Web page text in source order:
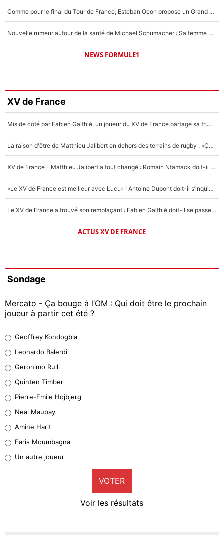
Comme pour le final du Tour de France, Esteban Ocon propose un Grand Prix de Formule 1 à Paris : «Autour de l’Arc de Triomphe, ce serait génial» !
Nouvelle rumeur autour de la santé de Michael Schumacher : Sa femme Corinna sort du silence
NEWS FORMULE1
XV de France
Mis de côté par Fabien Galthié, un joueur du XV de France partage sa frustration : «ils ne me l’ont pas dit tout de suite»
La raison d'être de Matthieu Jalibert en dehors des terrains de rugby : «Ça m'atteint autant que si tu touches à un membre de ma famille»
XV de France - Matthieu Jalibert a tout changé : Romain Ntamack doit-il s’inquiéter pour sa place à un an de la Coupe du monde ?
«Le XV de France est meilleur avec Lucu» : Antoine Dupont doit-il s’inquiéter pour sa place ?
Le XV de France a trouvé son remplaçant : Fabien Galthié doit-il se passer d'Antoine Dupont ?
ACTUS XV DE FRANCE
Sondage
Mercato - Ça bouge à l’OM : Qui doit être le prochain
joueur à partir cet été ?
38%
32%
5%
1%
9%
Geoffrey Kondogbia
Leonardo Balerdi
Geronimo Rulli
Quinten Timber
Pierre-Emile Hojbjerg
Neal Maupay
Amine Harit
Faris Moumbagna
Un autre joueur
VOTER
Voir les résultats